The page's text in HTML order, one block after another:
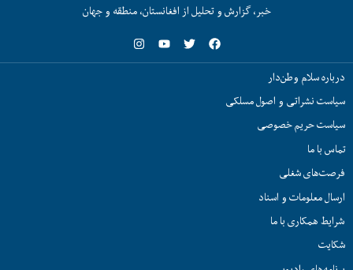
خبر، گزارش و تحلیل از افغانستان، منطقه و جهان
درباره سلام وطن‌دار
سیاست نشراتی و اصول مسلکی
سیاست حریم خصوصی
تماس با ما
فرصت‌های شغلی
ارسال معلومات و اسناد
شرایط همکاری با ما
شکایت